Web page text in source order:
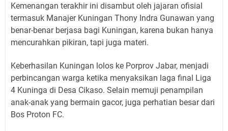
Kemenangan terakhir ini disambut oleh jajaran ofisial
termasuk Manajer Kuningan Thony Indra Gunawan yang
benar-benar berjasa bagi Kuningan, karena bukan hanya
mencurahkan pikiran, tapi juga materi.
Keberhasilan Kuningan lolos ke Porprov Jabar, menjadi
perbincangan warga ketika menyaksikan laga final Liga
4 Kuninga di Desa Cikaso. Selain memuji penampilan
anak-anak yang bermain gacor, juga perhatian besar dari
Bos Proton FC.